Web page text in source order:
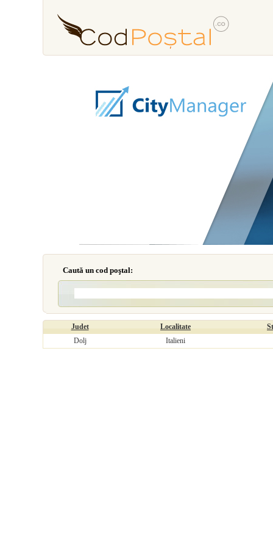
Caută un cod poştal:
Judet Localitate
Dolj
Italieni